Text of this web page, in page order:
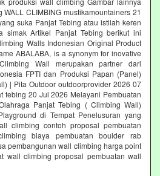
CLIMBING mustikamountainers 21
suka Panjat Tebing atau istilah keren
simak Artikel Panjat Tebing berikut ini
Walls Indonesian Original Product
ABALABA, is a synonym for inovative
Wall merupakan partner dari
FPTI dan Produksi Papan (Panel)
| Pita Outdoor outdoorprovider 2026 07
tebing 20 Jul 2026 Melayani Pembuatan
Panjat Tebing ( Climbing Wall)
di Tempat Penelusuran yang
climbing contoh proposal pembuatan
biaya pembuatan boulder rab
pembangunan wall climbing harga point
wall climbing proposal pembuatan wall